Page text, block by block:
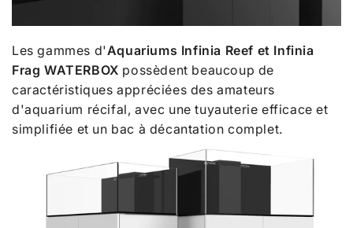
Les gammes d'Aquariums Infinia Reef et Infinia
Frag WATERBOX possèdent beaucoup de
caractéristiques appréciées des amateurs
d'aquarium récifal, avec une tuyauterie efficace et
simplifiée et un bac à décantation complet.